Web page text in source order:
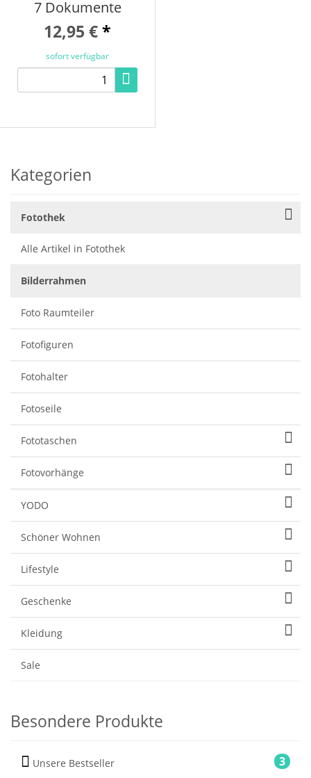
7 Dokumente
12,95 €*
sofort verfügbar
Kategorien
Fotothek
Alle Artikel in Fotothek
Bilderrahmen
Foto Raumteiler
Fotofiguren
Fotohalter
Fotoseile
Fototaschen
Fotovorhänge
YODO
Schöner Wohnen
Lifestyle
Geschenke
Kleidung
Sale
Besondere Produkte
3
Unsere Bestseller